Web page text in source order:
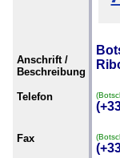
Anschrift /
Beschreibung
Telefon
Fax